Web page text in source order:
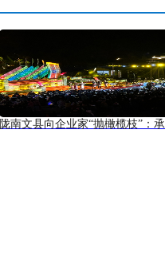
陇南文县向企业家“抛橄榄枝”：